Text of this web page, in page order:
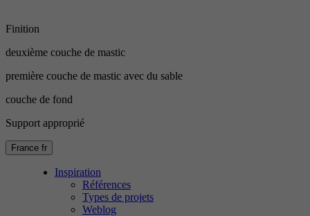
Finition
deuxième couche de mastic
première couche de mastic avec du sable
couche de fond
Support approprié
France fr
Inspiration
Références
Types de projets
Weblog